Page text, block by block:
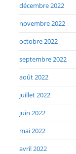
décembre 2022
novembre 2022
octobre 2022
septembre 2022
août 2022
juillet 2022
juin 2022
mai 2022
avril 2022